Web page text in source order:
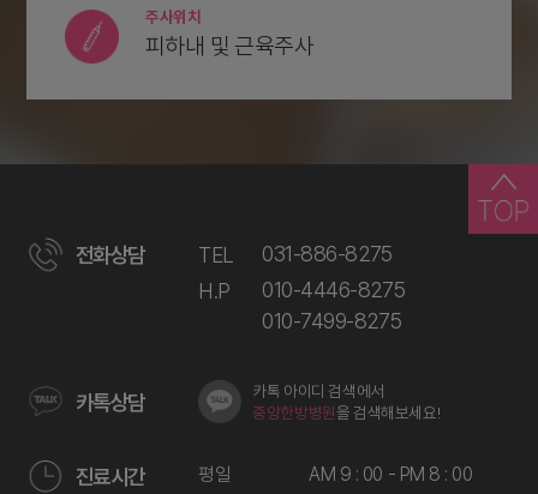
주사위치
피하내 및 근육주사
전화상담 TEL
031-886-8275
H.P
010-4446-8275
010-7499-8275
카톡상담
카톡 아이디 검색에서
중앙한방병원을 검색해보세요!
진료시간 평일
AM 9 : 00 - PM 8 : 00